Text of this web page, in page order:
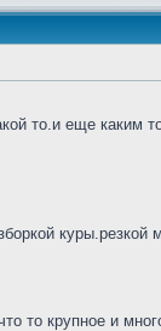
то.и еще каким
куры.резкой
то крупное и